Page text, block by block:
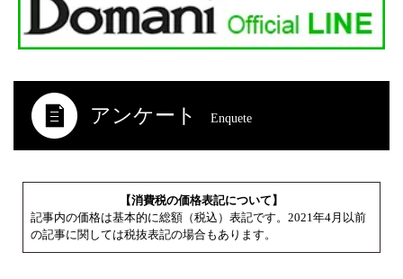
アンケート Enquete
【消費税の価格表記について】
記事内の価格は基本的に総額（税込）表記です。2021年4月以前
の記事に関しては税抜表記の場合もあります。